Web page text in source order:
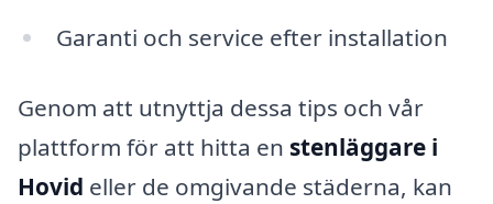
Garanti och service efter installation
Genom att utnyttja dessa tips och vår
plattform för att hitta en stenläggare i
Hovid eller de omgivande städerna, kan